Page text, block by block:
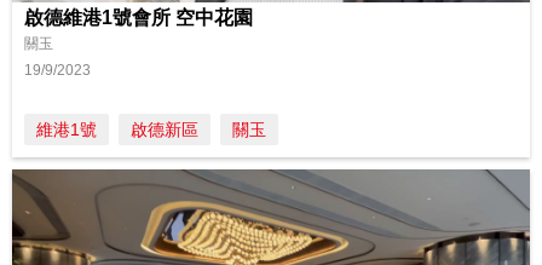
啟德維港1號會所 空中花園
關玉
19/9/2023
維港1號 啟德新區 關玉